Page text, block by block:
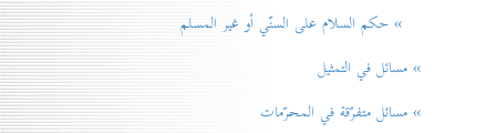
» حكم السلام علی السنّي أو غير المسلم
» مسائل في التمثيل
» مسائل متفرّقة في المحرّمات